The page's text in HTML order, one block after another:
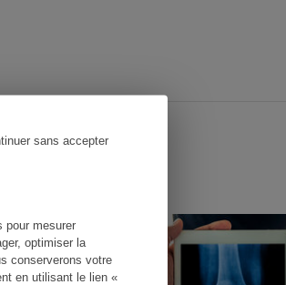
pour mesurer
optimiser la
conserverons votre
en utilisant le lien «
sans accepter